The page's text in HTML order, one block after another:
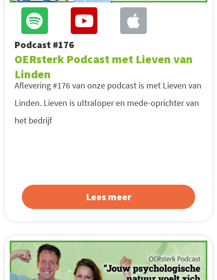
Podcast #176
OERsterk Podcast met Lieven van
Linden
Aflevering #176 van onze podcast is met Lieven van
Linden. Lieven is ultraloper en mede-oprichter van
het bedrijf
Lees meer